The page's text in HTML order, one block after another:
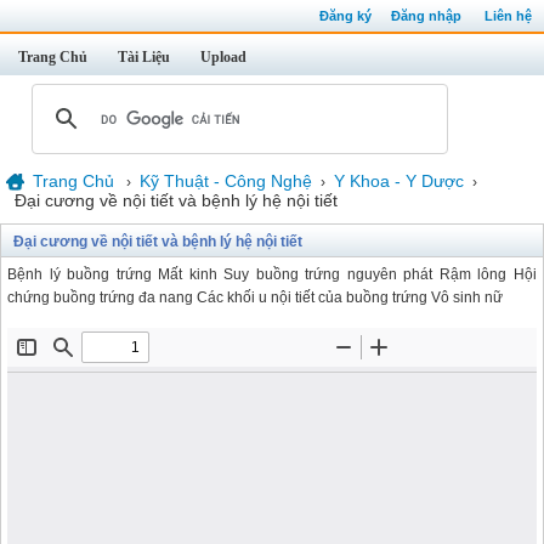
Đăng ký Đăng nhập Liên hệ
Trang Chủ Tài Liệu Upload
Trang Chủ › Kỹ Thuật - Công Nghệ › Y Khoa - Y Dược ›
Đại cương về nội tiết và bệnh lý hệ nội tiết
Đại cương về nội tiết và bệnh lý hệ nội tiết
Bệnh lý buồng trứng Mất kinh Suy buồng trứng nguyên phát Rậm lông Hội
chứng buồng trứng đa nang Các khối u nội tiết của buồng trứng Vô sinh nữ